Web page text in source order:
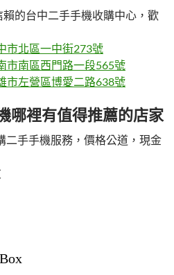
的台中二手手機收購中心，歡
市北區一中街273號
市南區西門路一段565號
市左營區博愛二路638號
哪裡有值得推薦的店家
二手手機服務，價格公道，現金